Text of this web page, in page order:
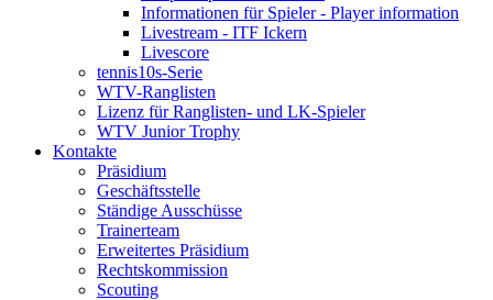
Informationen für Spieler - Player information
Livestream - ITF Ickern
Livescore
tennis10s-Serie
WTV-Ranglisten
Lizenz für Ranglisten- und LK-Spieler
WTV Junior Trophy
Kontakte
Präsidium
Geschäftsstelle
Ständige Ausschüsse
Trainerteam
Erweitertes Präsidium
Rechtskommission
Scouting